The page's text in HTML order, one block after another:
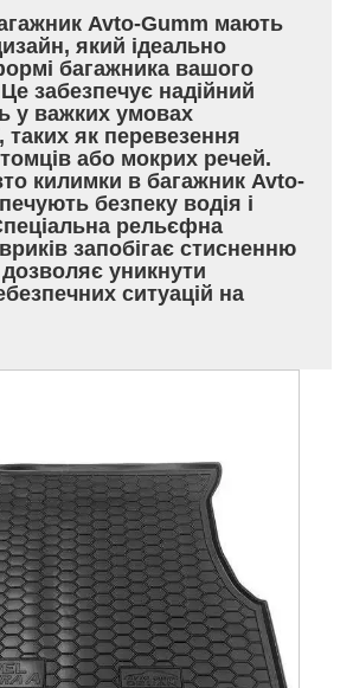
Avto-Gumm мають
який ідеально
багажника вашого
забезпечує надійний
у важких умовах
таких як перевезення
або мокрих речей.
килимки в багажник Avto-
безпеку водія і
рельєфна
запобігає стисненню
уникнути
ситуацій на